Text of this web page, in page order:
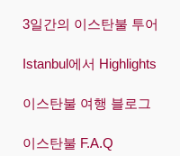
3일간의 이스탄불 투어
Istanbul에서 Highlights
이스탄불 여행 블로그
이스탄불 F.A.Q